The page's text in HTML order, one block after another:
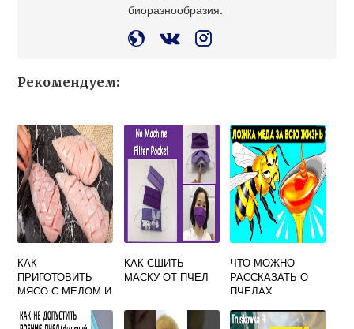
биоразнообразия.
Рекомендуем:
КАК
ПРИГОТОВИТЬ
МЯСО С МЕДОМ И
СОУСОМ
КАК СШИТЬ
МАСКУ ОТ ПЧЕЛ
ЧТО МОЖНО
РАССКАЗАТЬ О
ПЧЕЛАХ